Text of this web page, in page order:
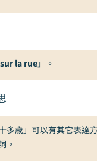
la rue」 。
多歲」可以有其它表達
。